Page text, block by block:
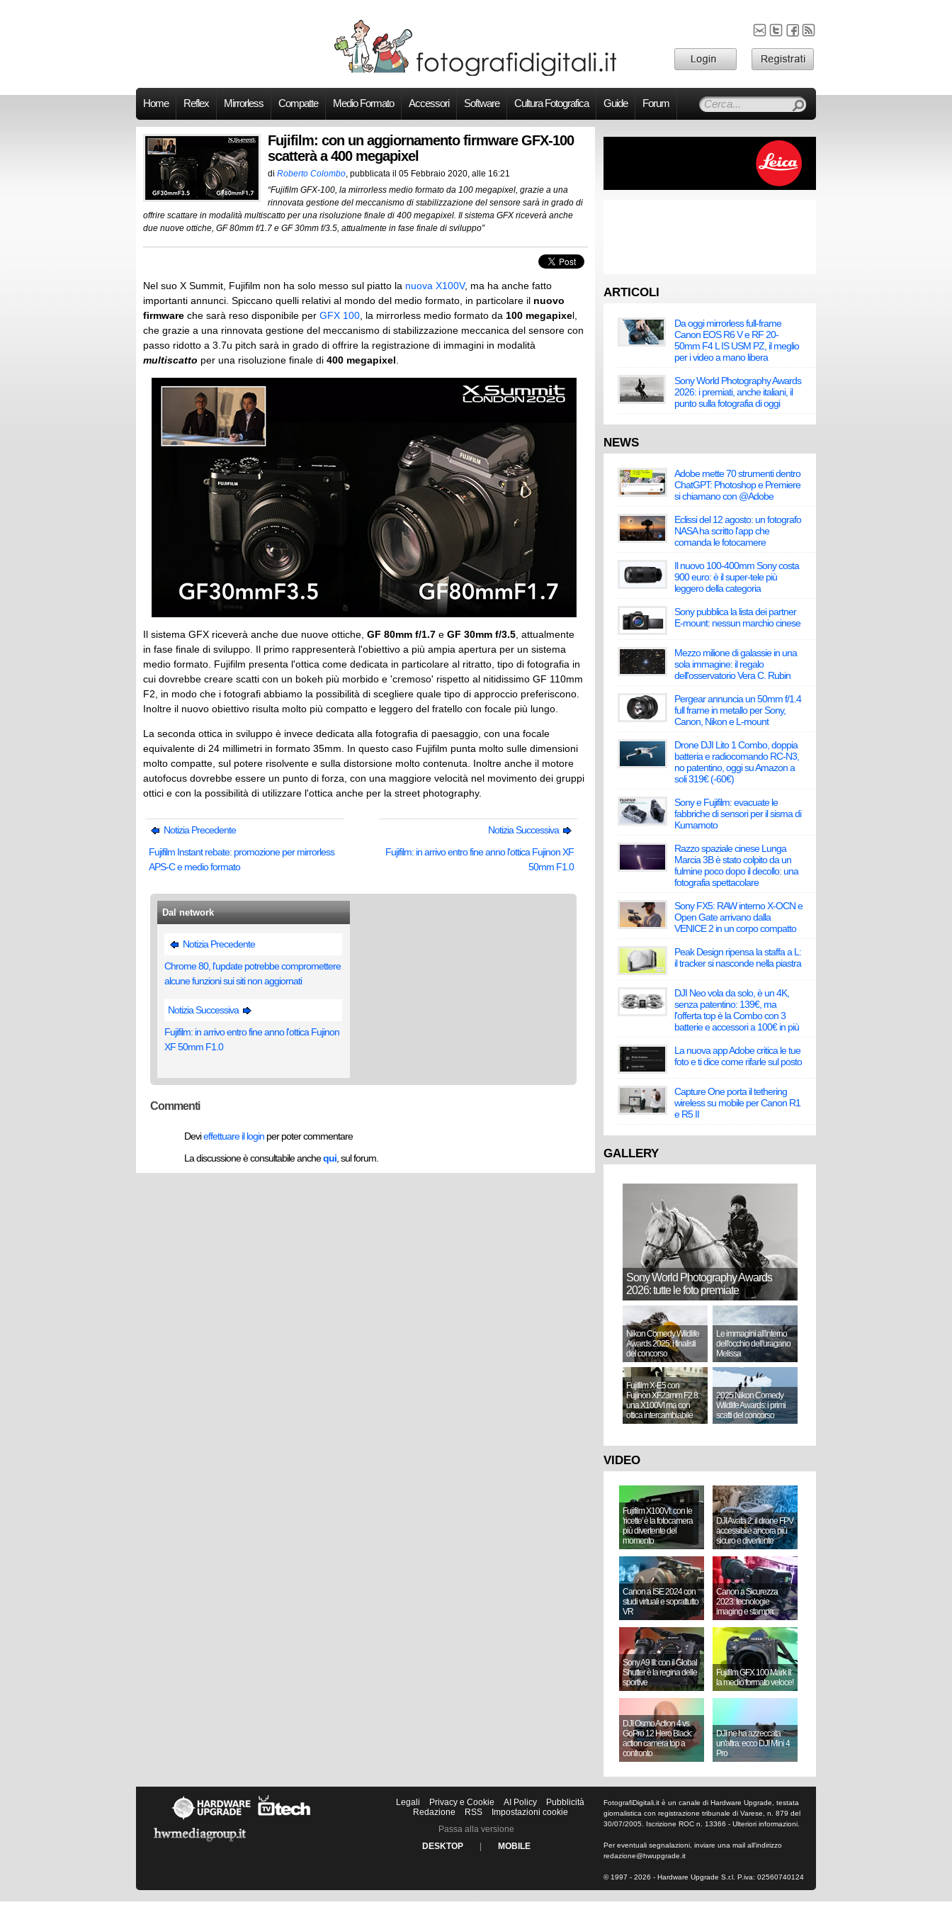
Home Reflex Mirrorless Compatte Medio Formato Accessori Software Cultura Fotografica Guide Forum
Fujifilm: con un aggiornamento firmware GFX-100
scatterà a 400 megapixel
di Roberto Colombo, pubblicata il 05 Febbraio 2020, alle 16:21
“Fujifilm GFX-100, la mirrorless medio formato da 100 megapixel, grazie a una
rinnovata gestione del meccanismo di stabilizzazione del sensore sarà in grado di
offrire scattare in modalità multiscatto per una risoluzione finale di 400 megapixel. Il sistema GFX riceverà anche
due nuove ottiche, GF 80mm f/1.7 e GF 30mm f/3.5, attualmente in fase finale di sviluppo”
Nel suo X Summit, Fujifilm non ha solo messo sul piatto la nuova X100V, ma ha anche fatto
importanti annunci. Spiccano quelli relativi al mondo del medio formato, in particolare il nuovo
firmware che sarà reso disponibile per GFX 100 , la mirrorless medio formato da 100 megapixel,
che grazie a una rinnovata gestione del meccanismo di stabilizzazione meccanica del sensore con
passo ridotto a 3.7u pitch sarà in grado di offrire la registrazione di immagini in modalità
multiscatto per una risoluzione finale di 400 megapixel
Il sistema GFX riceverà anche due nuove ottiche, GF 80mm f/1.7 e GF 30mm f/3.5 , attualmente
in fase finale di sviluppo. Il primo rappresenterà l'obiettivo a più ampia apertura per un sistema
medio formato. Fujifilm presenta l'ottica come dedicata in particolare al ritratto, tipo di fotografia in
cui dovrebbe creare scatti con un bokeh più morbido e 'cremoso' rispetto al nitidissimo GF 110mm
F2, in modo che i fotografi abbiamo la possibilità di scegliere quale tipo di approccio preferiscono.
Inoltre il nuovo obiettivo risulta molto più compatto e leggero del fratello con focale più lungo.
La seconda ottica in sviluppo è invece dedicata alla fotografia di paesaggio, con una focale
equivalente di 24 millimetri in formato 35mm. In questo caso Fujifilm punta molto sulle dimensioni
molto compatte, sul potere risolvente e sulla distorsione molto contenuta. Inoltre anche il motore
autofocus dovrebbe essere un punto di forza, con una maggiore velocità nel movimento dei gruppi
ottici e con la possibilità di utilizzare l'ottica anche per la street photography.
Notizia Precedente
Fujifilm Instant rebate: promozione per mirrorless
APS-C e medio formato
Notizia Successiva
Fujifilm: in arrivo entro fine anno l'ottica Fujinon XF
50mm F1.0
Dal network
Notizia Precedente
Chrome 80, l'update potrebbe compromettere
alcune funzioni sui siti non aggiornati
Notizia Successiva
Fujifilm: in arrivo entro fine anno l'ottica Fujinon
XF 50mm F1.0
Commenti
Devieffettuare il login per poter commentare
La discussione è consultabile anchequi , sul forum.
ARTICOLI
Da oggi mirrorless full-frame
Canon EOS R6 V e RF 20-
50mm F4 L IS USM PZ, il meglio
per i video a mano libera
Sony World Photography Awards
2026: i premiati, anche italiani, il
punto sulla fotografia di oggi
NEWS
Adobe mette 70 strumenti dentro
ChatGPT: Photoshop e Premiere
si chiamano con @Adobe
Eclissi del 12 agosto: un fotografo
NASA ha scritto l'app che
comanda le fotocamere
Il nuovo 100-400mm Sony costa
900 euro: è il super-tele più
leggero della categoria
Sony pubblica la lista dei partner
E-mount: nessun marchio cinese
Mezzo milione di galassie in una
sola immagine: il regalo
dell'osservatorio Vera C. Rubin
Pergear annuncia un 50mm f/1.4
full frame in metallo per Sony,
Canon, Nikon e L-mount
Drone DJI Lito 1 Combo, doppia
batteria e radiocomando RC-N3,
no patentino, oggi su Amazon a
soli 319€ (-60€)
Sony e Fujifilm: evacuate le
fabbriche di sensori per il sisma di
Kumamoto
Razzo spaziale cinese Lunga
Marcia 3B è stato colpito da un
fulmine poco dopo il decollo: una
fotografia spettacolare
Sony FX5: RAW interno X-OCN e
Open Gate arrivano dalla
VENICE 2 in un corpo compatto
Peak Design ripensa la staffa a L:
il tracker si nasconde nella piastra
DJI Neo vola da solo, è un 4K,
senza patentino: 139€, ma
l'offerta top è la Combo con 3
batterie e accessori a 100€ in più
La nuova app Adobe critica le tue
foto e ti dice come rifarle sul posto
Capture One porta il tethering
wireless su mobile per Canon R1
e R5 II
GALLERY
Sony World Photography Awards
2026: tutte le foto premiate
Nikon Comedy Wildlife
Awards 2025: i finalisti
del concorso
Le immagini all'interno
dell'occhio dell'uragano
Melissa
Fujifilm X-E5 con
Fujinon XF23mm F2.8:
una X100VI ma con
ottica intercambiabile
2025 Nikon Comedy
Wildlife Awards: i primi
scatti del concorso
VIDEO
Fujifilm X100VI: con le
'ricette' è la fotocamera
più divertente del
momento
DJI Avata 2: il drone FPV
accessibile ancora più
sicuro e divertente
Canon a ISE 2024 con
studi virtuali e soprattutto
VR
Canon a Sicurezza
2023: tecnologie
imaging e stampa
Sony A9 III: con il Global
Shutter è la regina delle
sportive
Fujifilm GFX 100 Mark II:
la medio formato veloce!
DJI Osmo Action 4 vs.
GoPro 12 Hero Black:
action camera top a
confronto
DJI ne ha azzeccata
un'altra: ecco DJI Mini 4
Pro
Legali Privacy e Cookie AI Policy
Pubblicità
Redazione
RSS
Impostazioni cookie
Passa alla versione
DESKTOP
MOBILE
FotografiDigitali.it è un canale di Hardware Upgrade, testata
giornalistica con registrazione tribunale di Varese, n. 879 del
30/07/2005. Iscrizione ROC n. 13366 - Ulteriori informazioni
Per eventuali segnalazioni, inviare una mail all'indirizzo
redazione@hwupgrade.it
© 1997 - 2026 - Hardware Upgrade S.r.l. P.iva: 02560740124